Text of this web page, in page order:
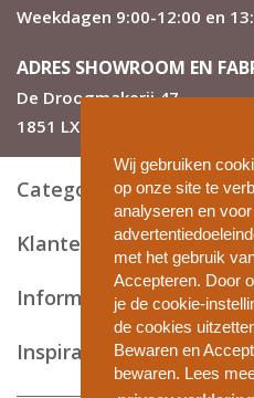
Wij gebruiken
op onze site te
analyseren en
met het gebruik
Accepteren. Door
je de cookie-
de cookies
Bewaren en
bewaren. Lees
Weekdagen 9:00-12:00 en
ADRES SHOWROOM EN
De Droogmakerij 47
1851 LX Heiloo
Categorieën
Klantenservice
Informatie en tips
Inspiratie